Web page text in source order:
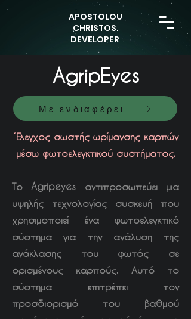
APOSTOLOU
CHRISTOS.
DEVELOPER
AgripEyes
Με ενδιαφέρει
Έλεγχος σωστής ωρίμανσης καρπών
μέσω φωτοελεγκτικού συστήματος.
Το Agripeyes αντιπροσωπεύει μια
υψηλής τεχνολογίας συσκευή που
χρησιμοποιεί ένα φωτοελεγκτικό
σύστημα για την ανάλυση της
ανάκλασης του φωτός σε
ορισμένους καρπούς. Αυτό το
σύστημα επιτρέπει τον
προσδιορισμό του βαθμού